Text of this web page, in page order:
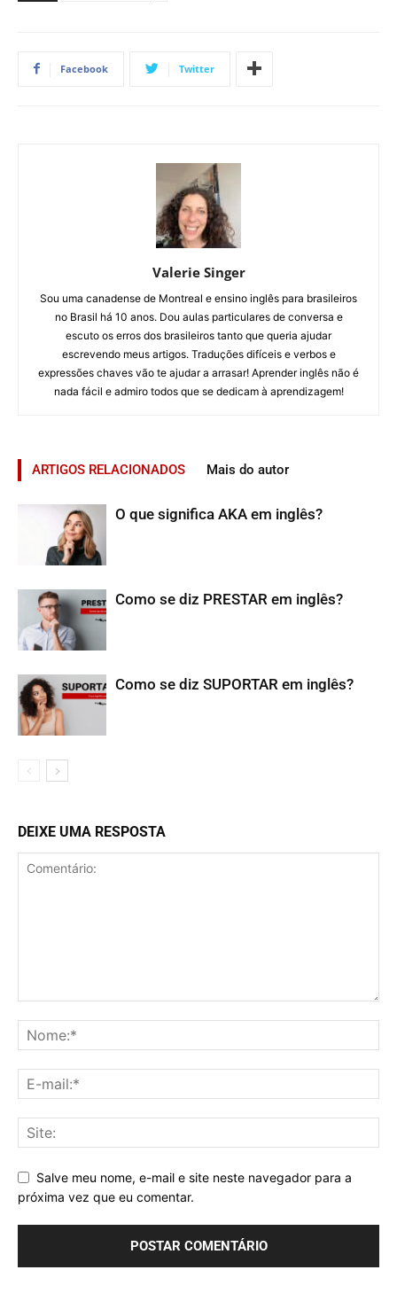
Facebook Twitter
Valerie Singer
Sou uma canadense de Montreal e ensino inglês para brasileiros
no Brasil há 10 anos. Dou aulas particulares de conversa e
escuto os erros dos brasileiros tanto que queria ajudar
escrevendo meus artigos. Traduções difíceis e verbos e
expressões chaves vão te ajudar a arrasar! Aprender inglês não é
nada fácil e admiro todos que se dedicam à aprendizagem!
ARTIGOS RELACIONADOS Mais do autor
O que significa AKA em inglês?
Como se diz PRESTAR em inglês?
Como se diz SUPORTAR em inglês?
DEIXE UMA RESPOSTA
Salve meu nome, e-mail e site neste navegador para a
próxima vez que eu comentar.